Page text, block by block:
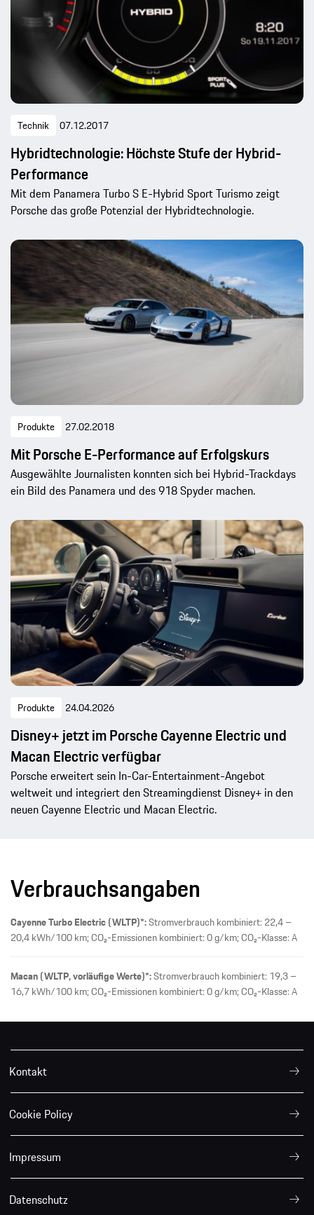
Technik 07.12.2017
Hybridtechnologie: Höchste Stufe der Hybrid-
Performance
Mit dem Panamera Turbo S E-Hybrid Sport Turismo zeigt
Porsche das große Potenzial der Hybridtechnologie.
Produkte 27.02.2018
Mit Porsche E-Performance auf Erfolgskurs
Ausgewählte Journalisten konnten sich bei Hybrid-Trackdays
ein Bild des Panamera und des 918 Spyder machen.
Produkte 24.04.2026
Disney+ jetzt im Porsche Cayenne Electric und
Macan Electric verfügbar
Porsche erweitert sein In-Car-Entertainment-Angebot
weltweit und integriert den Streamingdienst Disney+ in den
neuen Cayenne Electric und Macan Electric.
Verbrauchsangaben
Cayenne Turbo Electric (WLTP)*:Stromverbrauch kombiniert: 22,4 –
20,4 kWh/100 km; CO₂-Emissionen kombiniert: 0 g/km; CO₂-Klasse: A
Macan (WLTP, vorläufige Werte)*:Stromverbrauch kombiniert: 19,3 –
16,7 kWh/100 km; CO₂-Emissionen kombiniert: 0 g/km; CO₂-Klasse: A
Kontakt
Cookie Policy
Impressum
Datenschutz